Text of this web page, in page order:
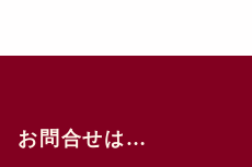
お問合せは…